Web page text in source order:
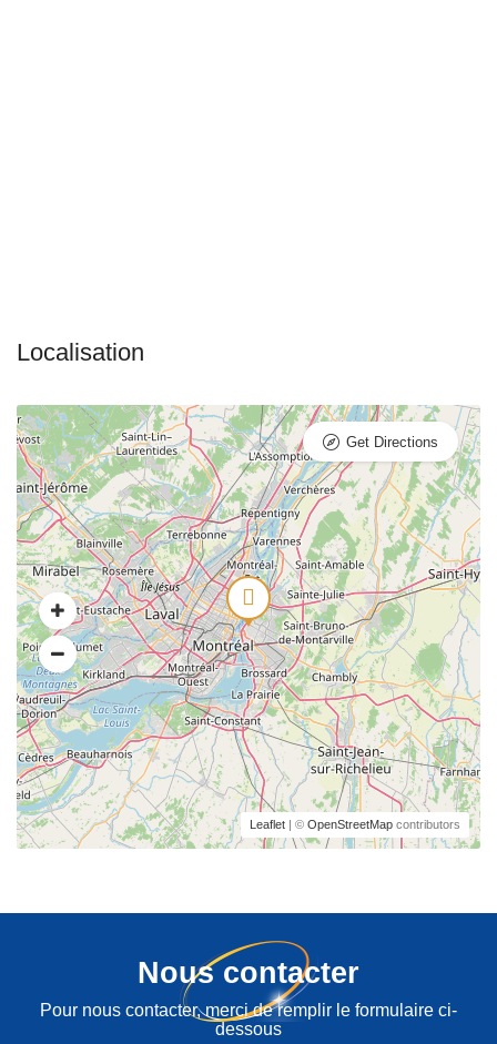
Leaflet | © OpenStreetMap contributors
Get Directions
Nous contacter
Pour nous contacter, merci de remplir le formulaire ci-
dessous